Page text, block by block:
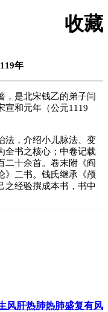
收藏
年
，是北宋钱乙的弟子闫
宣和元年（公元1119
法，介绍小儿脉法、变
全书之核心；中卷记载
二十余首。卷末附《阎
》二书。钱氏继承《颅
之经验撰成本书，书中
既有前人已效之良方，
方，其中不少方剂，
，清代纪昀在《四库
得其绪论，往往有回生
风肝热肺热肺盛复有风